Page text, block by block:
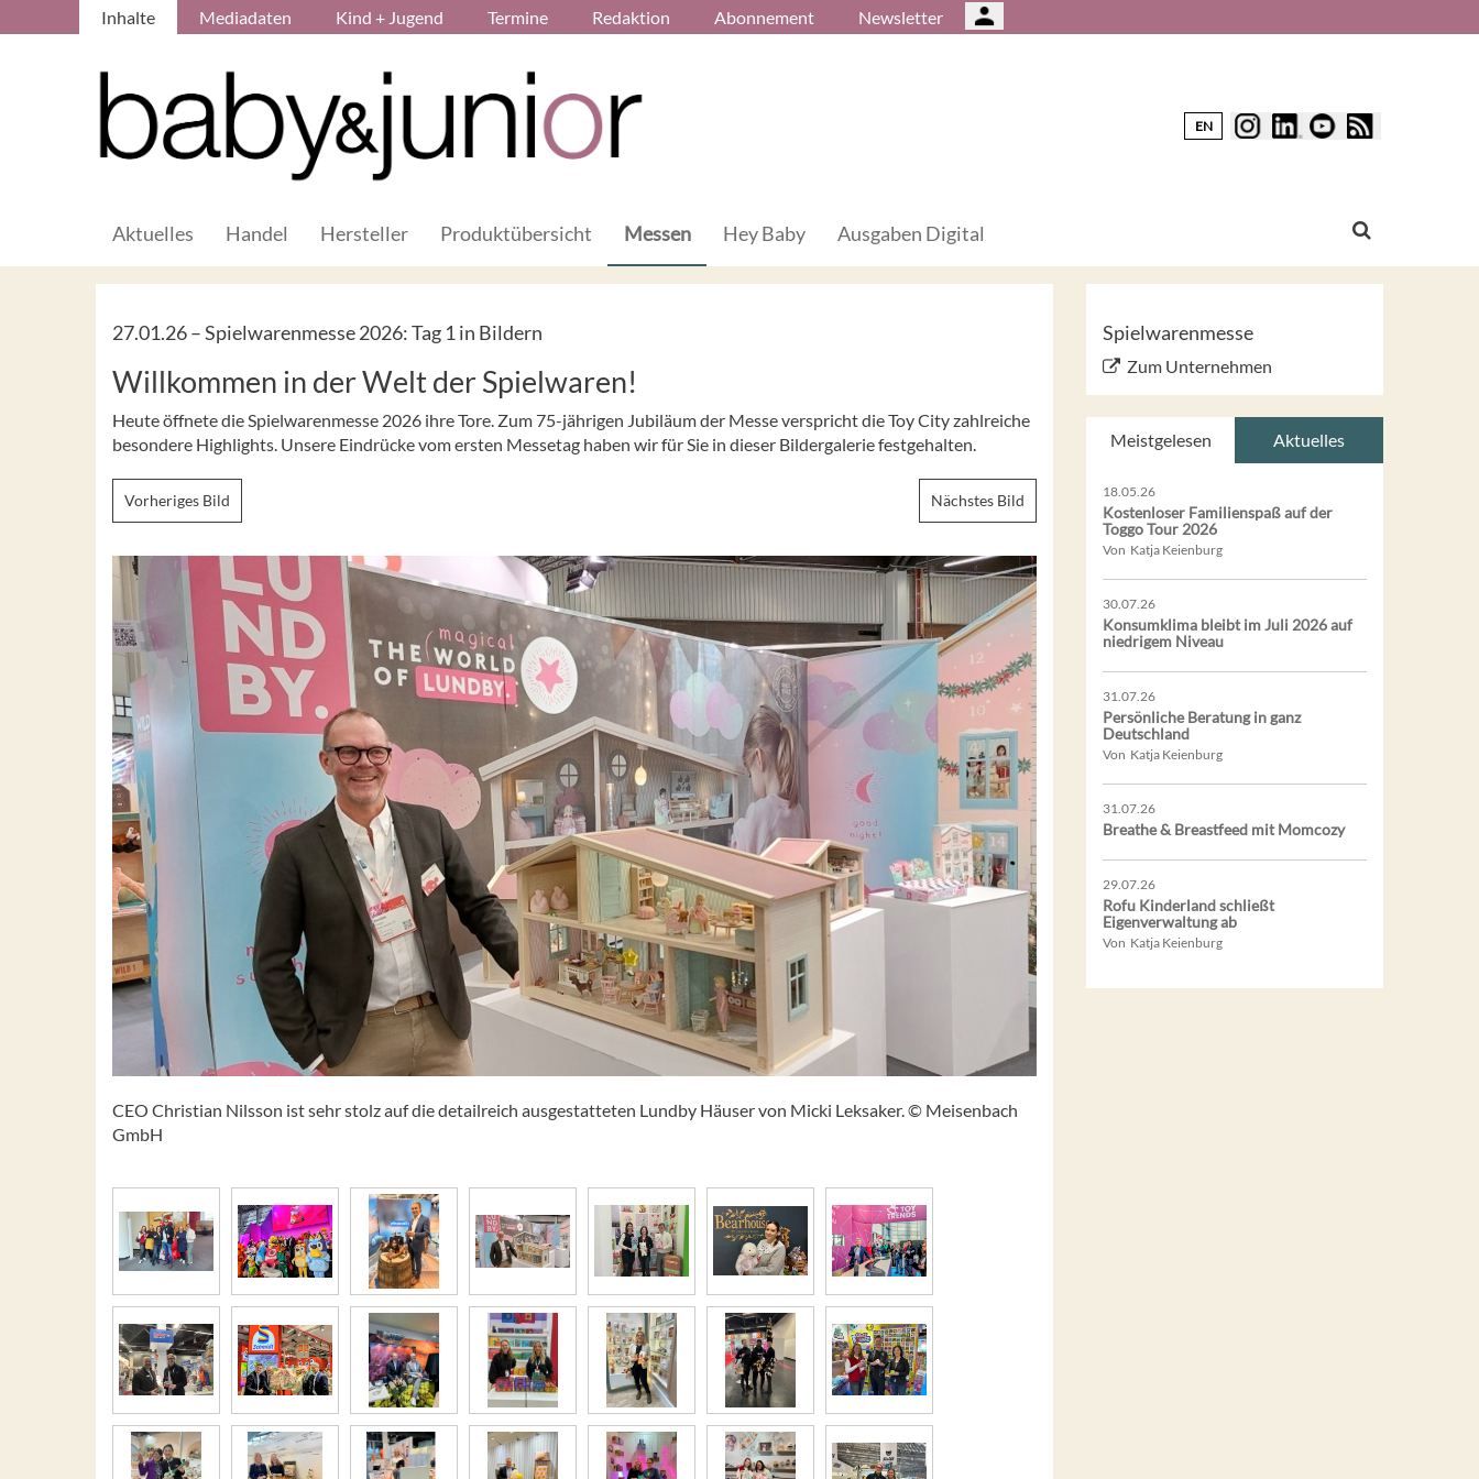
Inhalte Mediadaten Kind + Jugend Termine Redaktion Abonnement Newsletter
EN
Aktuelles Handel Hersteller Produktübersicht Messen Hey Baby Ausgaben Digital
27.01.26 –Spielwarenmesse 2026: Tag 1 in Bildern
Willkommen in der Welt der Spielwaren!
Heute öffnete die Spielwarenmesse 2026 ihre Tore. Zum 75-jährigen Jubiläum der Messe verspricht die Toy City zahlreiche
besondere Highlights. Unsere Eindrücke vom ersten Messetag haben wir für Sie in dieser Bildergalerie festgehalten.
Vorheriges Bild Nächstes Bild
CEO Christian Nilsson ist sehr stolz auf die detailreich ausgestatteten Lundby Häuser von Micki Leksaker. © Meisenbach
GmbH
Spielwarenmesse
Zum Unternehmen
Meistgelesen Aktuelles
18.05.26
Kostenloser Familienspaß auf der
Toggo Tour 2026
Von Katja Keienburg
30.07.26
Konsumklima bleibt im Juli 2026 auf
niedrigem Niveau
31.07.26
Persönliche Beratung in ganz
Deutschland
Von Katja Keienburg
31.07.26
Breathe & Breastfeed mit Momcozy
29.07.26
Rofu Kinderland schließt
Eigenverwaltung ab
Von Katja Keienburg